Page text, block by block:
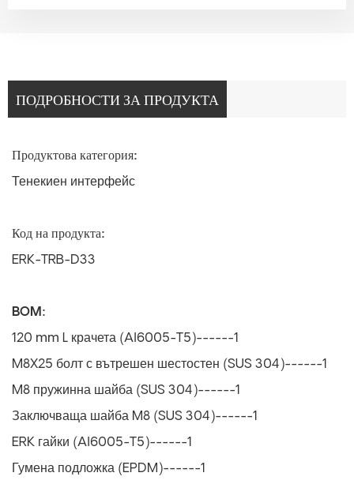
ПОДРОБНОСТИ ЗА ПРОДУКТА
Продуктова категория:
Тенекиен интерфейс
Код на продукта:
ERK-TRB-D33
BOM:
120 mm L крачета (Al6005-T5)------1
M8X25 болт с вътрешен шестостен (SUS 304)------1
M8 пружинна шайба (SUS 304)------1
Заключваща шайба M8 (SUS 304)------1
ERK гайки (Al6005-T5)------1
Гумена подложка (EPDM)------1